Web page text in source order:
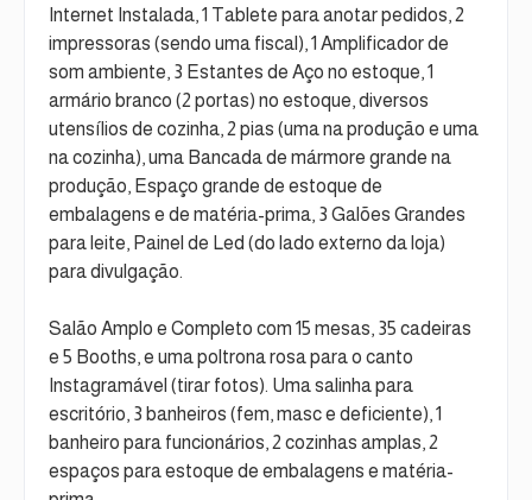
Internet Instalada, 1 Tablete para anotar pedidos, 2
impressoras (sendo uma fiscal), 1 Amplificador de
som ambiente, 3 Estantes de Aço no estoque, 1
armário branco (2 portas) no estoque, diversos
utensílios de cozinha, 2 pias (uma na produção e uma
na cozinha), uma Bancada de mármore grande na
produção, Espaço grande de estoque de
embalagens e de matéria-prima, 3 Galões Grandes
para leite, Painel de Led (do lado externo da loja)
para divulgação.
Salão Amplo e Completo com 15 mesas, 35 cadeiras
e 5 Booths, e uma poltrona rosa para o canto
Instagramável (tirar fotos). Uma salinha para
escritório, 3 banheiros (fem, masc e deficiente), 1
banheiro para funcionários, 2 cozinhas amplas, 2
espaços para estoque de embalagens e matéria-